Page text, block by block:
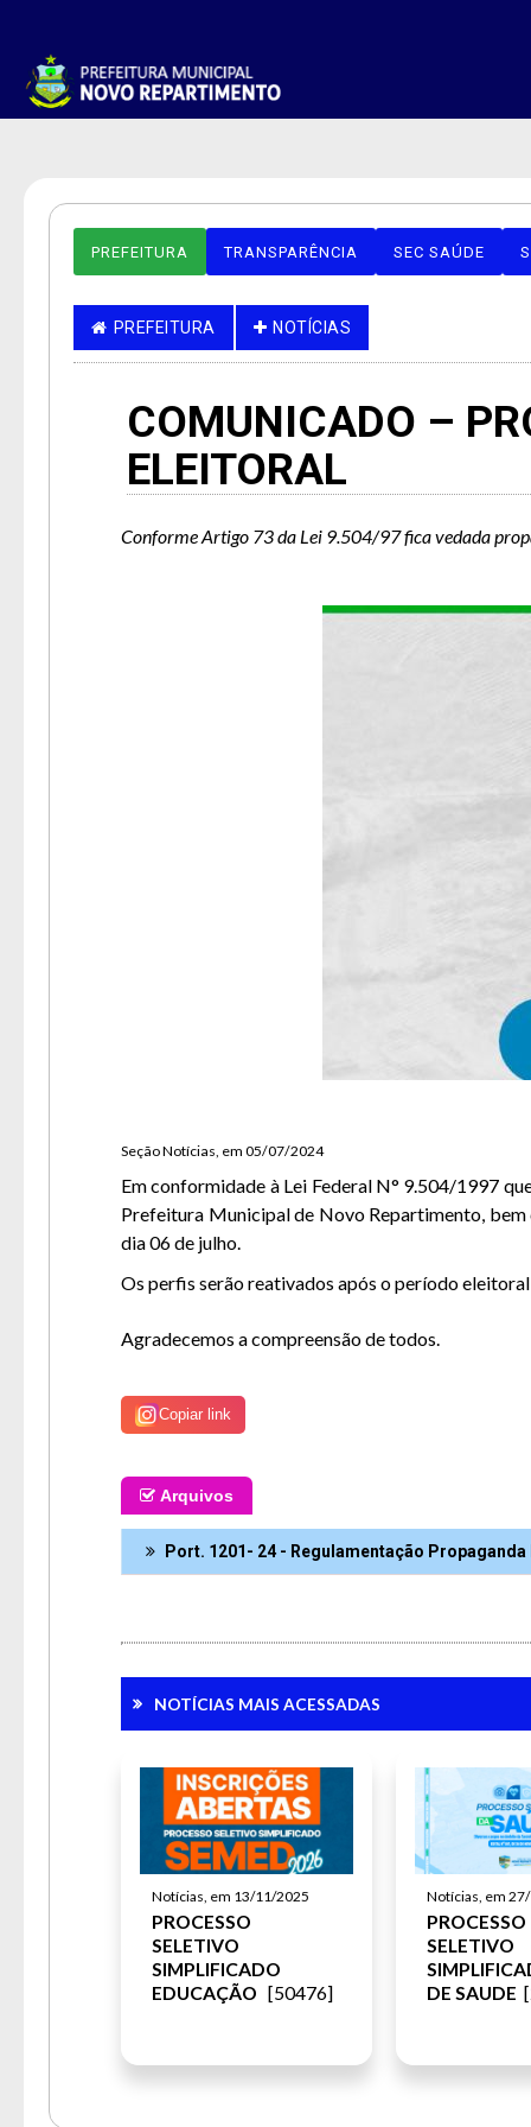
PREFEITURA TRANSPARÊNCIA SEC SAÚDE
PREFEITURA NOTÍCIAS
COMUNICADO –
ELEITORAL
Conforme Artigo 73 da Lei 9.504/97 fica vedada
Seção Notícias, em 05/07/2024
Em conformidade à Lei Federal N° 9.504/1997
Prefeitura Municipal de Novo Repartimento, bem
dia 06 de julho.
Os perfis serão reativados após o período
Agradecemos a compreensão de todos.
Copiar link
Arquivos
Port. 1201- 24 - Regulamentação
NOTÍCIAS MAIS ACESSADAS
Notícias, em 13/11/2025
PROCESSO
SELETIVO
SIMPLIFICADO
EDUCAÇÃO [50476]
Notícias, em
PROCESSO
SELETIVO
DE SAUDE